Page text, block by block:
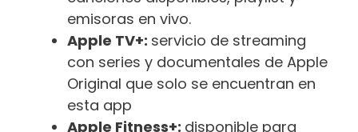
emisoras en vivo.
Apple TV+: servicio de streaming
con series y documentales de Apple
Original que solo se encuentran en
esta app
Apple Fitness+: disponible para